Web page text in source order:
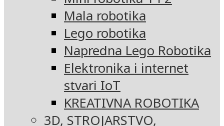
Mala robotika
Lego robotika
Napredna Lego Robotika
Elektronika i internet
stvari IoT
KREATIVNA ROBOTIKA
3D, STROJARSTVO,